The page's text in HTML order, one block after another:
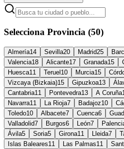
Selecciona Provincia (50)
Almería14 Sevilla20 Madrid25
Valencia18 Alicante17 Granada15
Huesca11 Teruel 10 Murcia15
Vizcaya (Bizkaia)15 Gipuzkoa13
Cantabria11 Pontevedra13 A Coruña
Navarra11 La Rioja7 Badajoz10
Toledo10 Albacete7 Cuenca6
Valladolid7 Burgos6 León7
Ávila5 Soria5 Girona11 Lleida7
Islas Baleares11 Las Palmas11